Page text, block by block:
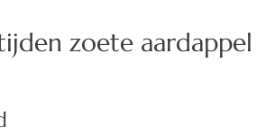
zoete aardappel